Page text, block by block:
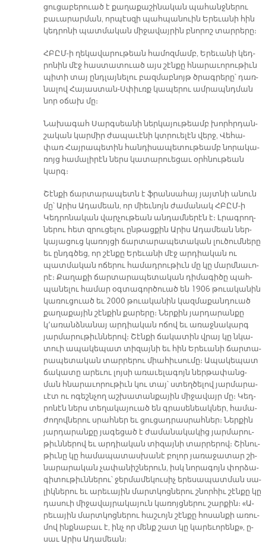
ցու­ցա­բե­րուած է քա­ղա­քա­շի­նա­կան պա­հանջ­նե­րու
բա­ւա­րար­ման, որ­պէս­զի պահ­պա­նուին Ե­րե­ւա­նի հին
կեդ­րո­նի պատ­մա­կան մի­ջա­վայ­րին բնո­րոշ տար­րե­րը։
ՀԲԸՄ-ի ղե­կա­վա­րու­թեան հա­մոզ­մամբ, Ե­րե­ւա­նի կեդ­
րո­նին մէջ հաս­տա­տուած այս շէն­քը հնա­րա­ւո­րու­թիւն
պի­տի տայ ընդ­լայ­նե­լու բազ­մաբ­նոյթ ծրագ­րե­րը՝ դառ­
նա­լով Հա­յաս­տան-Սփիւռք կա­պե­րու ամ­րապնդ­ման
նոր օ­ճախ մը։
Նա­խա­գահ Սարգ­սեա­նի ներ­կա­յու­թեամբ խորհր­դան­
շա­կան կար­միր ժա­պա­ւէ­նի կտրուե­լէն վերջ, Վե­հա­
փառ Հայ­րա­պե­տին հան­դի­սա­պե­տու­թեամբ նո­րա­կա­
ռոյց հա­մա­լի­րէն ներս կա­տա­րուե­ցաւ օրհ­նու­թեան
կարգ։
Շէն­քի ճար­տա­րա­պետն է ֆրան­սա­հայ յայտ­նի ա­նուն
մը՝ Ա­րիս Ա­դա­մեան, որ միեւ­նոյն ժա­մա­նակ ՀԲԸՄ-ի
Կեդ­րո­նա­կան վար­չու­թեան ան­դամ­նե­րէն է։ Լրագ­րող­
նե­րու հետ զրու­ցե­լու ըն­թաց­քին Ա­րիս Ա­դա­մեան ներ­
կա­յա­ցուց կա­ռոյ­ցի ճար­տա­րա­պե­տա­կան լու­ծում­նե­րը
եւ ընդգ­ծեց, որ շէն­քը Ե­րե­ւա­նի մէջ ար­դիա­կան ու
պատ­մա­կան ո­ճե­րու հա­մադ­րու­թիւն մը կը մարմ­նա­ւո­
րէ։ Քա­ղա­քի ճար­տա­րա­պե­տա­կան դի­մա­գի­ծը պահ­
պա­նե­լու հա­մար օգ­տա­գոր­ծուած են 1906 թուա­կա­նին
կա­ռու­ցուած եւ 2000 թուա­կա­նին կազ­մա­քան­դուած
քա­ղա­քա­յին շէն­քին քա­րե­րը։ Ներ­քին յար­դա­րան­քը
կ՚ա­ռանձ­նա­նայ ար­դիա­կան ո­ճով եւ ա­ռաջ­նա­կարգ
յար­մա­րու­թիւն­նե­րով։ Շէն­քի ճա­կա­տին վրայ կը նկա­
տուի ա­պա­կե­պատ տի­զայ­նի եւ հին Ե­րե­ւա­նի ճար­տա­
րա­պե­տա­կան տար­րե­րու միա­հիւ­սու­մը։ Ա­պա­կե­պատ
ճա­կա­տը ա­րե­ւու լոյ­սի ա­ռա­ւե­լա­գոյն ներ­թա­փանց­
ման հնա­րա­ւո­րու­թիւն կու տայ՝ ստեղ­ծե­լով յար­մա­րա­
ւէտ ու ո­գեշն­չող աշ­խա­տան­քա­յին մի­ջա­վայր մը։ Կեդ­
րո­նէն ներս տե­ղա­կա­յուած են գրա­սե­նեակ­ներ, հա­մա­
ժո­ղով­նե­րու սրահ­ներ եւ ցու­ցադ­րաս­րահ­ներ։ Ներ­քին
յար­դա­րան­քը յա­գե­ցած է ժա­մա­նա­կա­կից յար­մա­րու­
թիւն­նե­րով եւ ար­դիա­կան տի­զայ­նի տար­րե­րով։ Շի­նու­
թիւ­նը կը հա­մա­պա­տաս­խա­նէ բո­լոր յա­ռա­ջա­տար շի­
նա­րա­րա­կան չա­փա­նիշ­նե­րուն, իսկ նո­րա­գոյն փոր­ձա­
գի­տու­թիւն­նե­րու՝ ջեր­մա­մե­կու­սիչ ե­րե­սա­պատ­ման սա­
լիկ­նե­րու եւ ա­րե­ւա­յին մարտ­կոց­նե­րու շնոր­հիւ շէն­քը կը
դա­սուի մի­ջա­վայ­րա­կա­յուն կա­ռոյց­նե­րու շար­քին։ «Ա­
րե­ւա­յին մարտ­կոց­նե­րու հաշ­ւոյն շէն­քը հո­սան­քի ա­ռու­
մով ինք­նա­բաւ է, ինչ որ մենք շատ կը կա­րե­ւո­րենք», ը­
սաւ Ա­րիս Ա­դա­մեան։